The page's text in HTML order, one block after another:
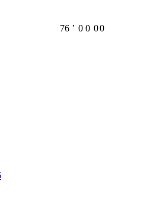
76 ʼ 0 0 00